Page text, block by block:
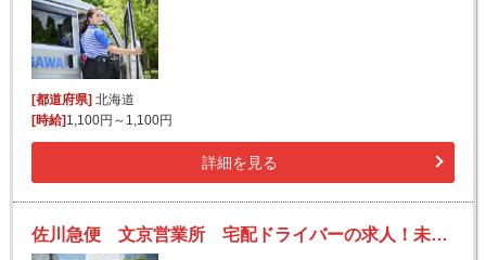
[都道府県]北海道
[時給]1,100円～1,100円
詳細を見る
佐川急便 文京営業所 宅配ドライバーの求人！未経験歓迎！先輩たちがサポートします♪